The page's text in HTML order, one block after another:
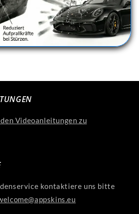
Videoanleitungen zu
kontaktiere uns bitte